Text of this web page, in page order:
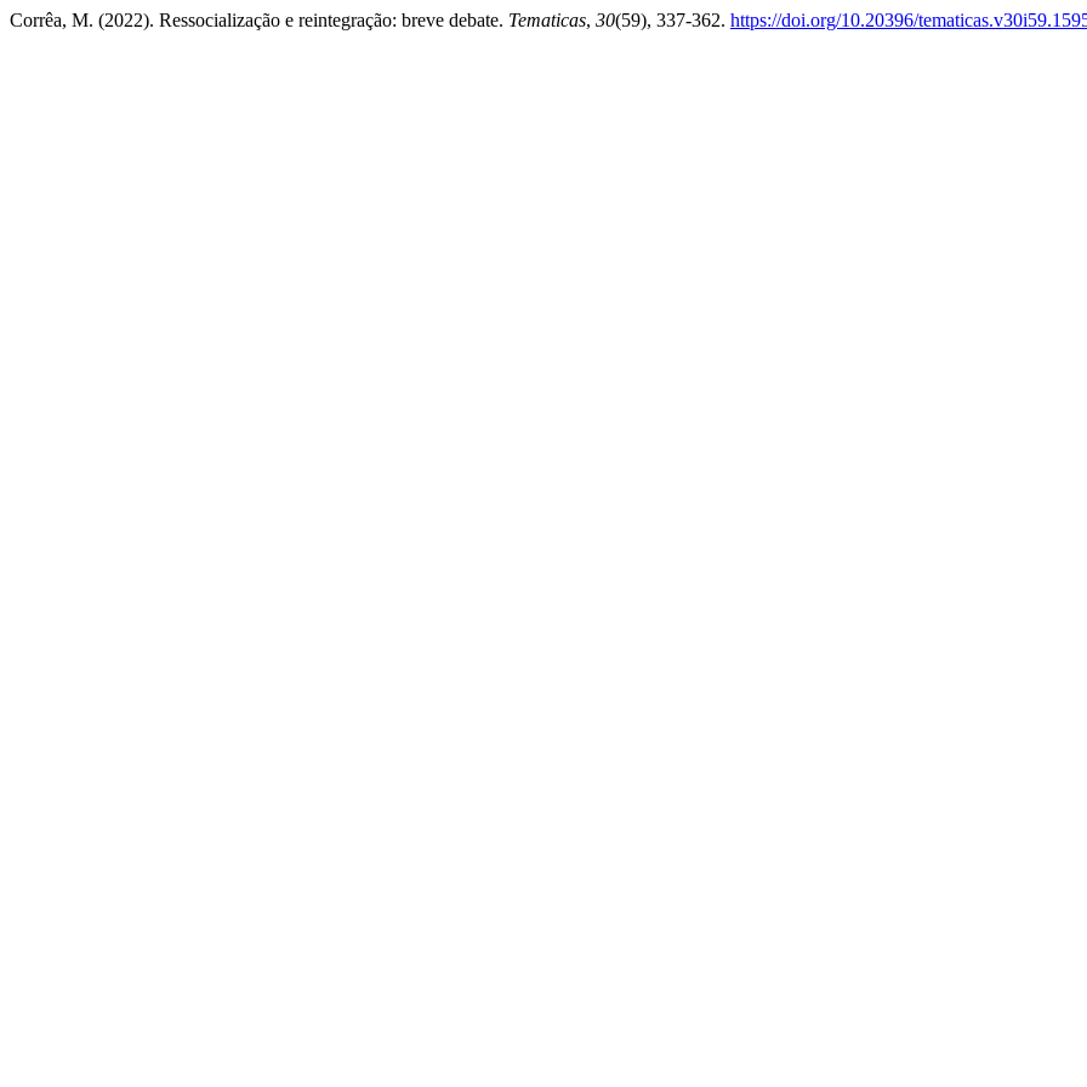
Corrêa, M. (2022). Ressocialização e reintegração: breve debate. Tematicas, 30(59), 337-362. https://doi.org/10.20396/